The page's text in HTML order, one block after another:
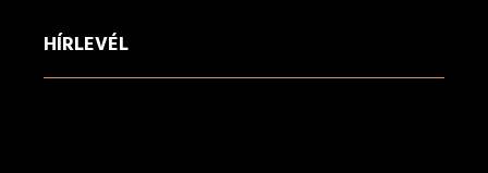
HÍRLEVÉL